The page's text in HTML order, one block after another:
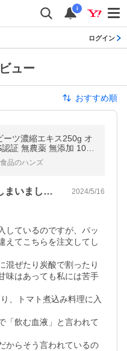
i
ログイン
ュー
おすすめ順
ーツ濃縮エキス250g オ
証 無農薬 無添加 10倍
ーツジュース 100%
品のハンズ
ザクロと間違えて購入してしまいました… 2024/5/16
しているのですが、パッ
えてこちらを注文してし
混ぜたり炭酸で割ったり
味はあっても私には苦手
、トマト煮込み料理に入
「飲む血液」と言われて
からそう言われているの